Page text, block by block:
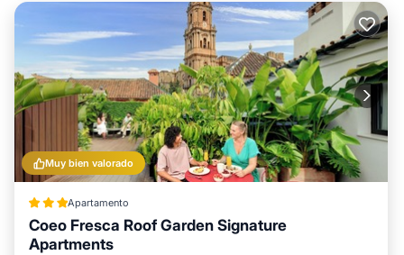
Muy bien valorado
Apartamento
Coeo Fresca Roof Garden Signature
Apartments